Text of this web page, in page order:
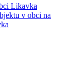
Likavka
v obci na